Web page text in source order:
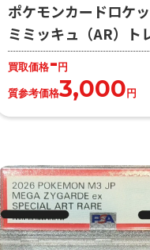
ポケモンカードロケ
ミミッキュ（AR）ト
買取価格-円
質参考価格3,000円